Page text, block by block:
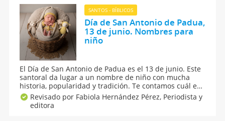
SANTOS - BÍBLICOS
Día de San Antonio de Padua,
13 de junio. Nombres para
niño
El Día de San Antonio de Padua es el 13 de junio. Este
santoral da lugar a un nombre de niño con mucha
historia, popularidad y tradición. Te contamos cuál es
el significado y origen de este nombre y por qué este
santo es venerado. No te pierdas el santoral de San
Antonio de Padua, nombre para niños.
Revisado por Fabiola Hernández Pérez, Periodista y
editora